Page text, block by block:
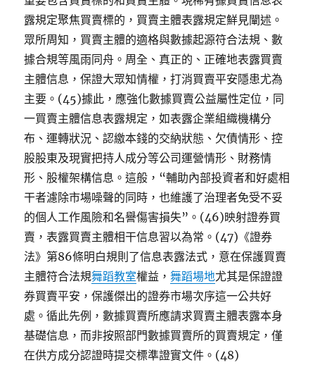
露規定聚焦買賣標的，買賣主體表露規定鮮見闡述。
眾所周知，買賣主體的適格與數據起源符合法規、數
據合規等風雨同舟。周全、真正的、正確地表露買賣
主體信息，保證大眾知情權，打消買賣平安隱患尤為
主要。(45)據此，應強化數據買賣公益屬性定位，同
一買賣主體信息表露規定，如表露企業組織機構分
布、運轉狀況、認繳本錢的交納狀態、欠債情形、控
股股東及現實把持人成分等公司運營情形、財務情
形、股權架構信息。這般，“輔助內部投資者和好處相
干者濾除市場噪聲的同時，也維護了治理者免受不妥
的個人工作風險和名譽傷害損失”。(46)映射證券買
賣，表露買賣主體相干信息習以為常。(47)《證券
法》第86條明白規則了信息表露法式，意在保護買賣
主體符合法規舞蹈教室權益，舞蹈場地尤其是保證證
券買賣平安，保護傑出的證券市場次序這一公共好
處。循此先例，數據買賣所應請求買賣主體表露本身
基礎信息，而非按照部門數據買賣所的買賣規定，僅
在供方成分認證時提交標準證實文件。(48)